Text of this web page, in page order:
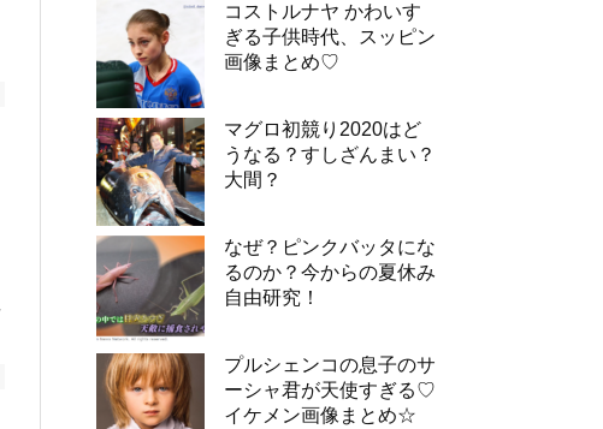
コストルナヤ かわいす
ぎる子供時代、スッピン
画像まとめ♡
マグロ初競り2020はど
うなる？すしざんまい？
大間？
なぜ？ピンクバッタにな
るのか？今からの夏休み
自由研究！
プルシェンコの息子のサ
ーシャ君が天使すぎる♡
イケメン画像まとめ☆